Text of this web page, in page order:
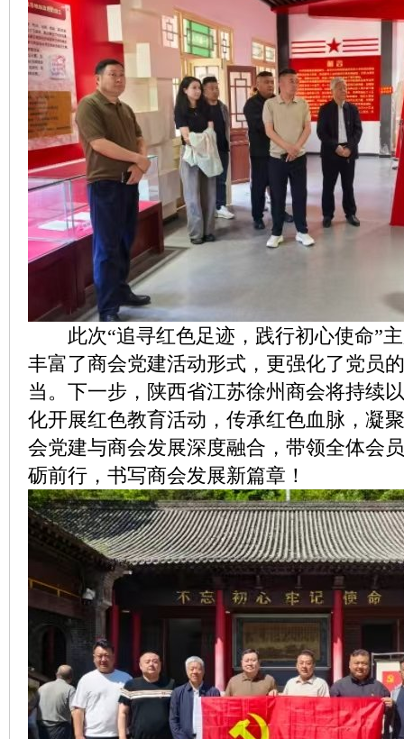
此次“追寻红色足迹，践行初心使命”主
丰富了商会党建活动形式，更强化了党员
当。下一步，陕西省江苏徐州商会将持续
化开展红色教育活动，传承红色血脉，凝
会党建与商会发展深度融合，带领全体会
砺前行，书写商会发展新篇章！